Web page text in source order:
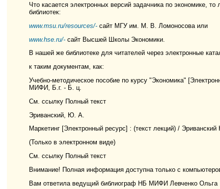
Что касается электронных версий задачника по экономике,
библиотек:
www.msu.ru/resources/- сайт МГУ им. М. В. Ломоносова или
www.hse.ru/- сайт Высшей Школы Экономики.
В нашей же библиотеке для читателей через электронные
к таким документам, как:
Учебно-методическое пособие по курсу "Экономика"
МИФИ, Б.г. - Б. ц.
См. ссылку Полный текст
Эриванский, Ю. А.
Маркетинг [Электронный ресурс] : (текст лекций) /
(Только в электронном виде)
См. ссылку Полный текст
Внимание! Полная информация доступна только с
Вам ответила ведущий библиограф НБ МИФИ Левченко Ольга